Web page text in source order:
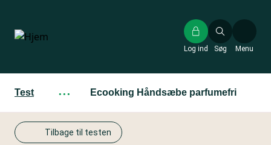
hovedindhold
Søg
Log ind Menu
Test ··· Ecooking Håndsæbe parfumefri
Tilbage til testen